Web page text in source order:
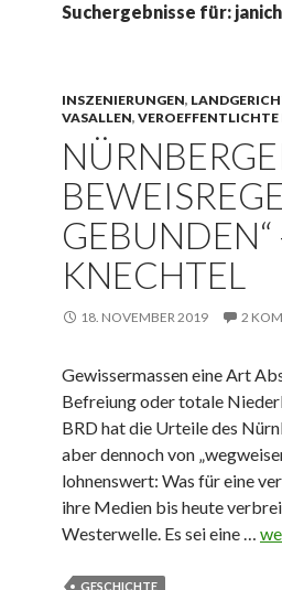
Suchergebnisse für: janich
INSZENIERUNGEN,
VASALLEN,
KNECHTEL
18. NOVEMBER 2019 2
Gewissermassen eine Art
Befreiung oder totale
BRD hat die Urteile des
aber dennoch von
lohnenswert: Was für eine
ihre Medien bis heute
Westerwelle. Es sei eine … N
GESCHICHTE